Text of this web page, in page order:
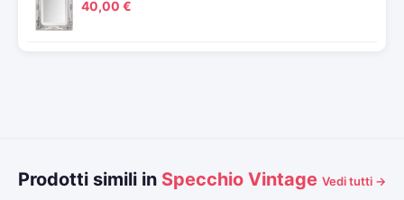
40,00 €
Prodotti simili in Specchio Vintage Vedi tutti →